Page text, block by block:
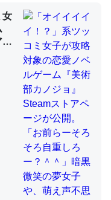
定中でした。Prime
生で親と会える残
多いそうだけど、
があるはず……
歳と僕。ITツール導入で
by LIFULL介護
た。ポケットWifiみ
しか使わないので
考：
女
ペ